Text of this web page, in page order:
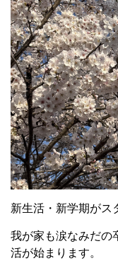
新生活・新学期がス
我が家も涙なみだの
活が始まります。